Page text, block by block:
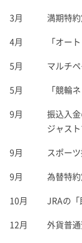
3月
満期特
4月
「オー
5月
マルチ
5月
「競輪
9月
振込入
ジャス
9月
スポー
9月
為替特
10月
JRAの
12月
外貨普